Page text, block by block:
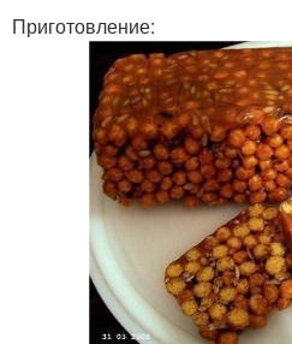
Приготовление: